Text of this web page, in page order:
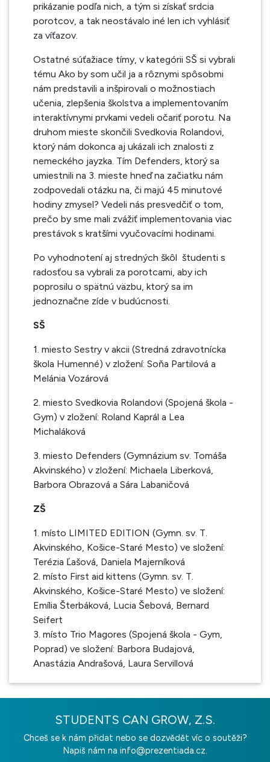
prikázanie podľa nich, a tým si získať srdcia
porotcov, a tak neostávalo iné len ich vyhlásiť
za víťazov.
Ostatné súťažiace tímy, v kategórii SŠ si vybrali
tému Ako by som učil ja a rôznymi spôsobmi
nám predstavili a inšpirovali o možnostiach
učenia, zlepšenia školstva a implementovaním
interaktívnymi prvkami vedeli očariť porotu. Na
druhom mieste skončili Svedkovia Rolandovi,
ktorý nám dokonca aj ukázali ich znalosti z
nemeckého jayzka. Tím Defenders, ktorý sa
umiestnili na 3. mieste hneď na začiatku nám
zodpovedali otázku na, či majú 45 minutové
hodiny zmysel? Vedeli nás presvedčiť o tom,
prečo by sme mali zvážiť implementovania viac
prestávok s kratšími vyučovacími hodinami.
Po vyhodnotení aj stredných škôl študenti s
radosťou sa vybrali za porotcami, aby ich
poprosilu o spätnú väzbu, ktorý sa im
jednoznačne zíde v budúcnosti.
SŠ
1. miesto Sestry v akcii (Stredná zdravotnícka
škola Humenné) v zložení: Soňa Partilová a
Melánia Vozárová
2. miesto Svedkovia Rolandovi (Spojená škola -
Gym) v zložení: Roland Kaprál a Lea
Michaláková
3. miesto Defenders (Gymnázium sv. Tomáša
Akvinského) v zložení: Michaela Liberková,
Barbora Obrazová a Sára Labaničová
ZŠ
1. místo LIMITED EDITION (Gymn. sv. T.
Akvinského, Košice-Staré Mesto) ve složení:
Terézia Ľašová, Daniela Majerníková
2. místo First aid kittens (Gymn. sv. T.
Akvinského, Košice-Staré Mesto) ve složení:
Emília Šterbáková, Lucia Šebová, Bernard
Seifert
3. místo Trio Magores (Spojená škola - Gym,
Poprad) ve složení: Barbora Budajová,
Anastázia Andrašová, Laura Servillová
STUDENTS CAN GROW, Z.S.
Chceš se k nám přidat nebo se dozvědět víc o soutěži?
Napiš nám na info@prezentiada.cz.